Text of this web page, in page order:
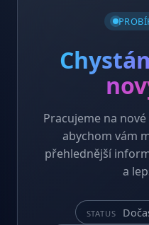
Pracujeme na
abychom vám
přehlednější
a
STATUS